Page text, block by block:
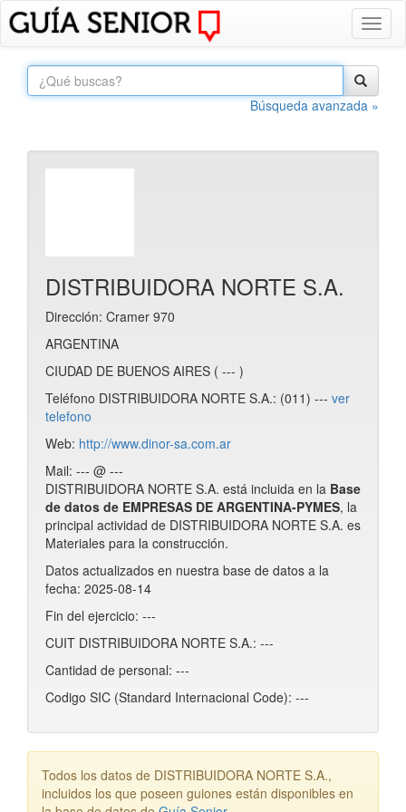
Búsqueda avanzada »
DISTRIBUIDORA NORTE S.A.
Dirección: Cramer 970
ARGENTINA
CIUDAD DE BUENOS AIRES ( --- )
Teléfono DISTRIBUIDORA NORTE S.A.: (011) --- ver
telefono
Web: http://www.dinor-sa.com.ar
Mail: --- @ ---
DISTRIBUIDORA NORTE S.A. está incluida en la Base
de datos de EMPRESAS DE ARGENTINA-PYMES, la
principal actividad de DISTRIBUIDORA NORTE S.A. es
Materiales para la construcción.
Datos actualizados en nuestra base de datos a la
fecha: 2025-08-14
Fin del ejercicio: ---
CUIT DISTRIBUIDORA NORTE S.A.: ---
Cantidad de personal: ---
Codigo SIC (Standard Internacional Code): ---
Todos los datos de DISTRIBUIDORA NORTE S.A.,
incluidos los que poseen guiones están disponibles en